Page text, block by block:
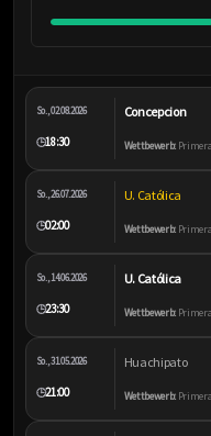
So., 02.08.2026
🕒18:30
Concepcion
Wettbewerb:
So., 26.07.2026
🕒02:00
U. Católica
Wettbewerb:
So., 14.06.2026
🕒23:30
U. Católica
Wettbewerb:
So., 31.05.2026
🕒21:00
Huachipato
Wettbewerb: